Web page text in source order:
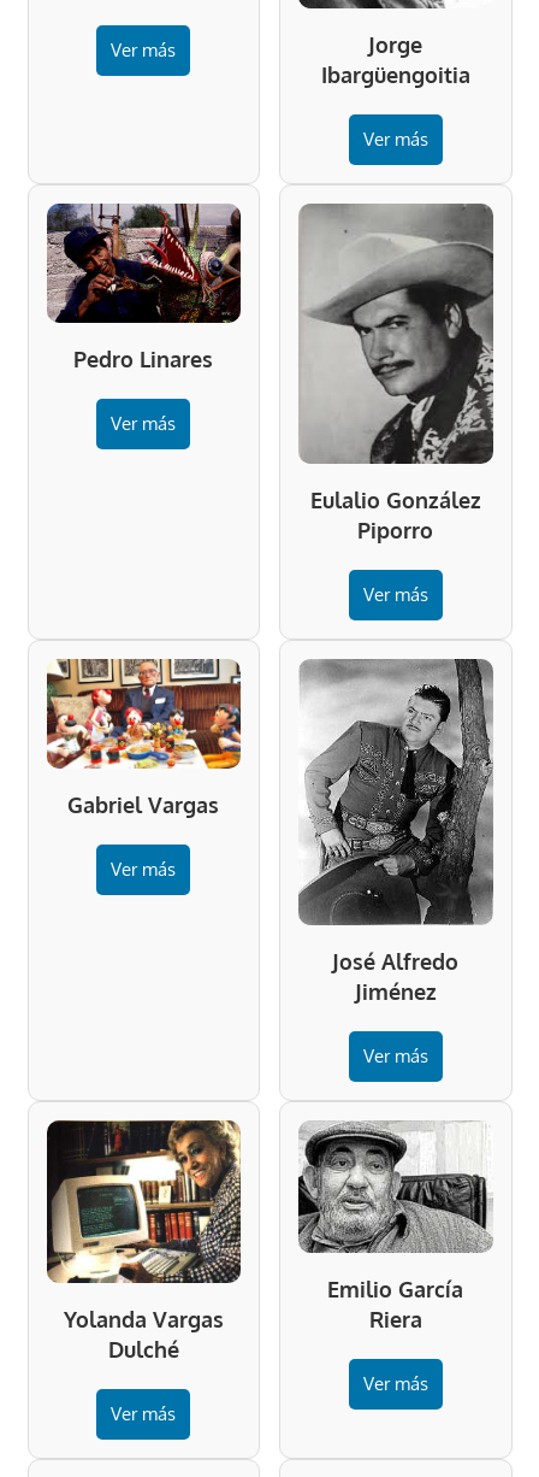
Ver más
Jorge
Ibargüengoitia
Ver más
Pedro Linares
Ver más
Eulalio González
Piporro
Ver más
Gabriel Vargas
Ver más
José Alfredo
Jiménez
Ver más
Yolanda Vargas
Dulché
Ver más
Emilio García
Riera
Ver más